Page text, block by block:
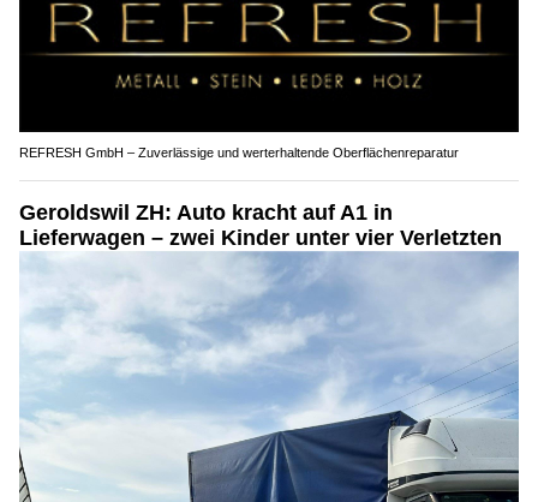
REFRESH GmbH – Zuverlässige und werterhaltende Oberflächenreparatur
Geroldswil ZH: Auto kracht auf A1 in
Lieferwagen – zwei Kinder unter vier Verletzten